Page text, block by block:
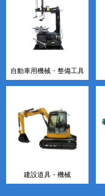
自動車用機械・整備工具
建設道具・機械